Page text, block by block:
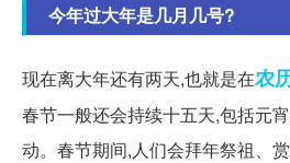
今年过大年是几月几号?
现在离大年还有两天,也就是在农
春节一般还会持续十五天,包括元
动。春节期间,人们会拜年祭祖、